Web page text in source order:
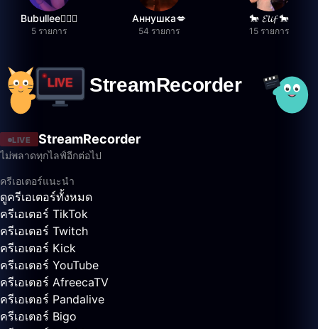
Bubullee🧚🏼‍♀️
5 รายการ
Аннушка💋
54 รายการ
🐎 𝓔𝓵𝓲𝓯 🐎
15 รายการ
LIVE StreamRecorder
ไม่พลาดทุกไลฟ์อีกต่อไป
ครีเอเตอร์แนะนำ
ดูครีเอเตอร์ทั้งหมด
ครีเอเตอร์ TikTok
ครีเอเตอร์ Twitch
ครีเอเตอร์ Kick
ครีเอเตอร์ YouTube
ครีเอเตอร์ AfreecaTV
ครีเอเตอร์ Pandalive
ครีเอเตอร์ Bigo